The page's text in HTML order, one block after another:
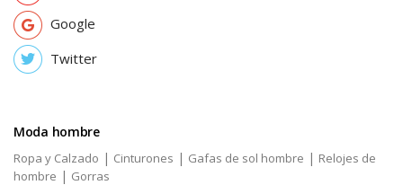
Google
Twitter
Moda hombre
Ropa y Calzado | Cinturones | Gafas de sol hombre | Relojes de
hombre | Gorras